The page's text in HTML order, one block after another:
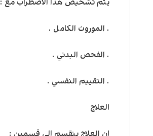
. الموروث الكامل .
. الفحص البدني .
. التقييم النفسي .
العلاج